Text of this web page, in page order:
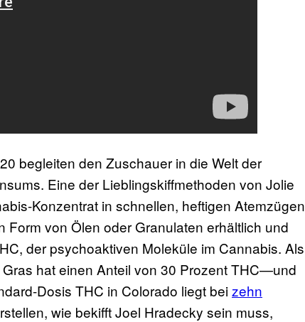
begleiten den Zuschauer in die Welt der
Eine der Lieblingskiffmethoden von Jolie
Konzentrat in schnellen, heftigen Atemzügen
von Ölen oder Granulaten erhältlich und
der psychoaktiven Moleküle im Cannabis. Als
hat einen Anteil von 30 Prozent THC—und
Dosis THC in Colorado liegt beizehn
wie bekifft Joel Hradecky sein muss,